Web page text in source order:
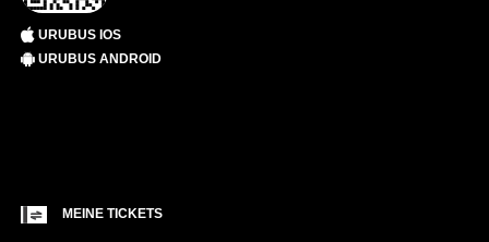
URUBUS IOS
URUBUS ANDROID
MEINE TICKETS